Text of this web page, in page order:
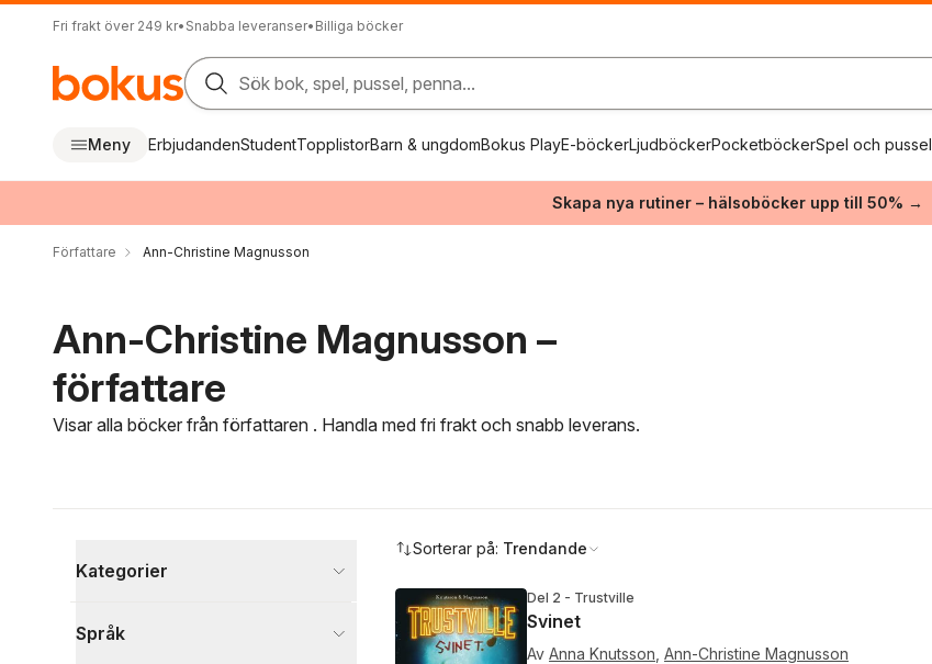
Fri frakt över 249 kr• Snabba leveranser• Billiga böcker
Sök bok, spel, pussel, penna...
Meny ErbjudandenStudentTopplistorBarn & ungdomBokus PlayE-böckerLjudböckerPocketböckerSpel och pussel
Skapa nya rutiner – hälsoböcker upp till 50% →
Författare Ann-Christine Magnusson
Ann-Christine Magnusson –
författare
Visar alla böcker från författaren . Handla med fri frakt och snabb leverans.
Kategorier
Språk
Sorterar på: Trendande
Del 2 - Trustville
Svinet
Av Anna Knutsson Ann-Christine Magnusson